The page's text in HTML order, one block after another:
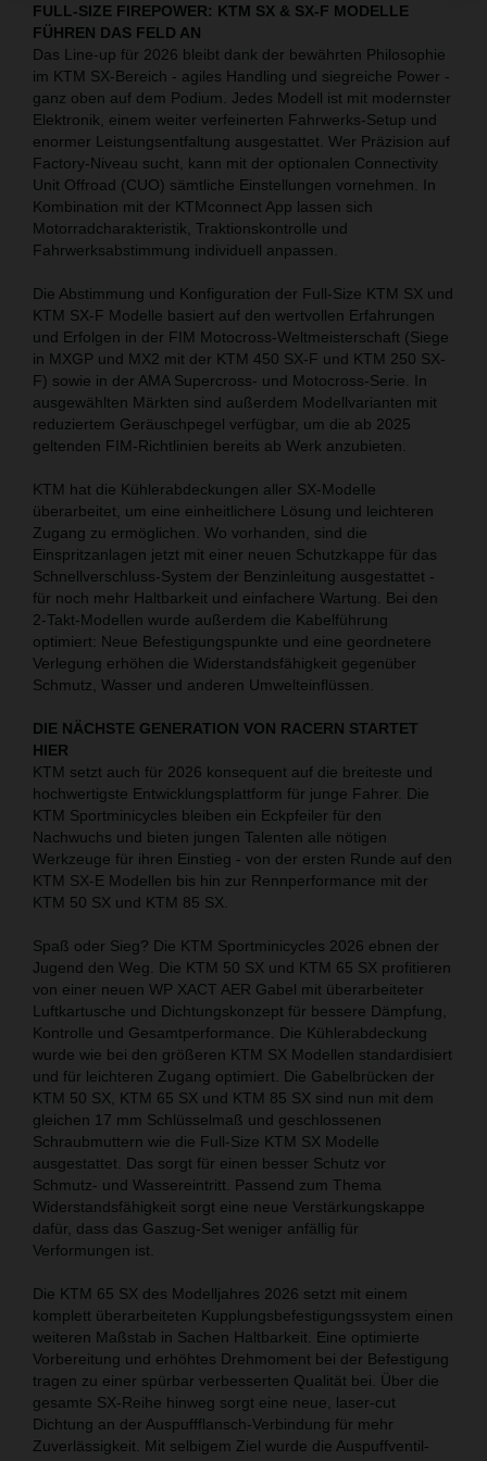
FULL-SIZE FIREPOWER: KTM SX & SX-F MODELLE
FÜHREN DAS FELD AN
Das Line-up für 2026 bleibt dank der bewährten Philosophie
im KTM SX-Bereich - agiles Handling und siegreiche Power -
ganz oben auf dem Podium. Jedes Modell ist mit modernster
Elektronik, einem weiter verfeinerten Fahrwerks-Setup und
enormer Leistungsentfaltung ausgestattet. Wer Präzision auf
Factory-Niveau sucht, kann mit der optionalen Connectivity
Unit Offroad (CUO) sämtliche Einstellungen vornehmen. In
Kombination mit der KTMconnect App lassen sich
Motorradcharakteristik, Traktionskontrolle und
Fahrwerksabstimmung individuell anpassen.
Die Abstimmung und Konfiguration der Full-Size KTM SX und
KTM SX-F Modelle basiert auf den wertvollen Erfahrungen
und Erfolgen in der FIM Motocross-Weltmeisterschaft (Siege
in MXGP und MX2 mit der KTM 450 SX-F und KTM 250 SX-
F) sowie in der AMA Supercross- und Motocross-Serie. In
ausgewählten Märkten sind außerdem Modellvarianten mit
reduziertem Geräuschpegel verfügbar, um die ab 2025
geltenden FIM-Richtlinien bereits ab Werk anzubieten.
KTM hat die Kühlerabdeckungen aller SX-Modelle
überarbeitet, um eine einheitlichere Lösung und leichteren
Zugang zu ermöglichen. Wo vorhanden, sind die
Einspritzanlagen jetzt mit einer neuen Schutzkappe für das
Schnellverschluss-System der Benzinleitung ausgestattet -
für noch mehr Haltbarkeit und einfachere Wartung. Bei den
2-Takt-Modellen wurde außerdem die Kabelführung
optimiert: Neue Befestigungspunkte und eine geordnetere
Verlegung erhöhen die Widerstandsfähigkeit gegenüber
Schmutz, Wasser und anderen Umwelteinflüssen.
DIE NÄCHSTE GENERATION VON RACERN STARTET
HIER
KTM setzt auch für 2026 konsequent auf die breiteste und
hochwertigste Entwicklungsplattform für junge Fahrer. Die
KTM Sportminicycles bleiben ein Eckpfeiler für den
Nachwuchs und bieten jungen Talenten alle nötigen
Werkzeuge für ihren Einstieg - von der ersten Runde auf den
KTM SX-E Modellen bis hin zur Rennperformance mit der
KTM 50 SX und KTM 85 SX.
Spaß oder Sieg? Die KTM Sportminicycles 2026 ebnen der
Jugend den Weg. Die KTM 50 SX und KTM 65 SX profitieren
von einer neuen WP XACT AER Gabel mit überarbeiteter
Luftkartusche und Dichtungskonzept für bessere Dämpfung,
Kontrolle und Gesamtperformance. Die Kühlerabdeckung
wurde wie bei den größeren KTM SX Modellen standardisiert
und für leichteren Zugang optimiert. Die Gabelbrücken der
KTM 50 SX, KTM 65 SX und KTM 85 SX sind nun mit dem
gleichen 17 mm Schlüsselmaß und geschlossenen
Schraubmuttern wie die Full-Size KTM SX Modelle
ausgestattet. Das sorgt für einen besser Schutz vor
Schmutz- und Wassereintritt. Passend zum Thema
Widerstandsfähigkeit sorgt eine neue Verstärkungskappe
dafür, dass das Gaszug-Set weniger anfällig für
Verformungen ist.
Die KTM 65 SX des Modelljahres 2026 setzt mit einem
komplett überarbeiteten Kupplungsbefestigungssystem einen
weiteren Maßstab in Sachen Haltbarkeit. Eine optimierte
Vorbereitung und erhöhtes Drehmoment bei der Befestigung
tragen zu einer spürbar verbesserten Qualität bei. Über die
gesamte SX-Reihe hinweg sorgt eine neue, laser-cut
Dichtung an der Auspuffflansch-Verbindung für mehr
Zuverlässigkeit. Mit selbigem Ziel wurde die Auspuffventil-